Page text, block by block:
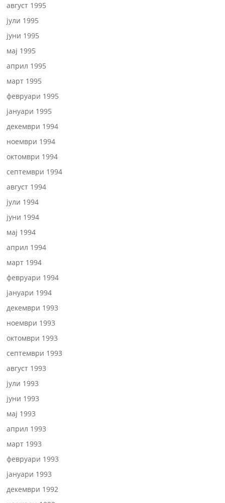
август 1995
јули 1995
јуни 1995
мај 1995
април 1995
март 1995
февруари 1995
јануари 1995
декември 1994
ноември 1994
октомври 1994
септември 1994
август 1994
јули 1994
јуни 1994
мај 1994
април 1994
март 1994
февруари 1994
јануари 1994
декември 1993
ноември 1993
октомври 1993
септември 1993
август 1993
јули 1993
јуни 1993
мај 1993
април 1993
март 1993
февруари 1993
јануари 1993
декември 1992